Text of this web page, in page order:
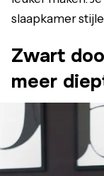
slaapkamer
Zwart
meer